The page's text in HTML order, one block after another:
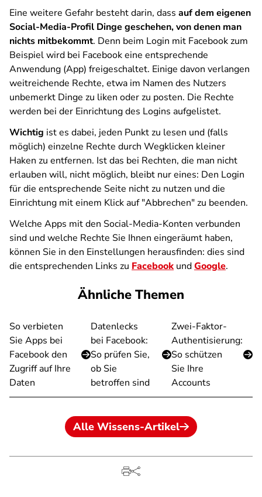
Eine weitere Gefahr besteht darin, dass auf dem eigenen
Social-Media-Profil Dinge geschehen, von denen man
nichts mitbekommt. Denn beim Login mit Facebook zum
Beispiel wird bei Facebook eine entsprechende
Anwendung (App) freigeschaltet. Einige davon verlangen
weitreichende Rechte, etwa im Namen des Nutzers
unbemerkt Dinge zu liken oder zu posten. Die Rechte
werden bei der Einrichtung des Logins aufgelistet.
Wichtig ist es dabei, jeden Punkt zu lesen und (falls
möglich) einzelne Rechte durch Wegklicken kleiner
Haken zu entfernen. Ist das bei Rechten, die man nicht
erlauben will, nicht möglich, bleibt nur eines: Den Login
für die entsprechende Seite nicht zu nutzen und die
Einrichtung mit einem Klick auf "Abbrechen" zu beenden.
Welche Apps mit den Social-Media-Konten verbunden
sind und welche Rechte Sie Ihnen eingeräumt haben,
können Sie in den Einstellungen herausfinden: dies sind
die entsprechenden Links zu Facebook undGoogle.
Ähnliche Themen
So verbieten
Sie Apps bei
Facebook den
Zugriff auf Ihre
Daten
Datenlecks
bei Facebook:
So prüfen Sie,
ob Sie
betroffen sind
Zwei-Faktor-
Authentisierung:
So schützen
Sie Ihre
Accounts
Alle Wissens-Artikel